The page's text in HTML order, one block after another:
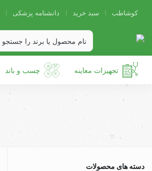
کوشاطب سبد خرید دانشنامه پزشکی
تجهیزات معاینه چسب و باند
دسته های محصولات